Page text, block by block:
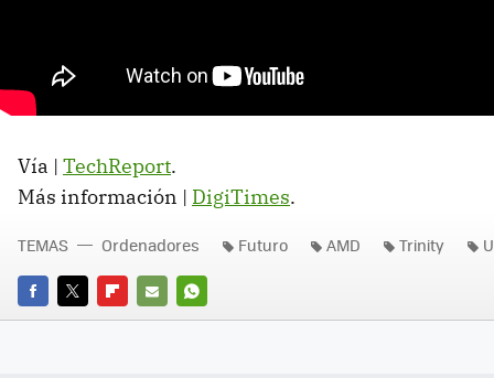
Vía | TechReport.
Más información | DigiTimes.
FACEBOOK
TWITTERFLIPBOARD
E-
WHATSAPP
TEMAS Ordenadores Futuro AMD Trinity